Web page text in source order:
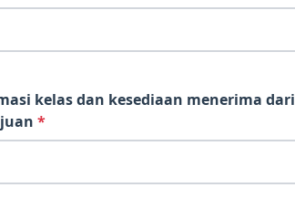
kelas dan kesediaan menerima dari
*